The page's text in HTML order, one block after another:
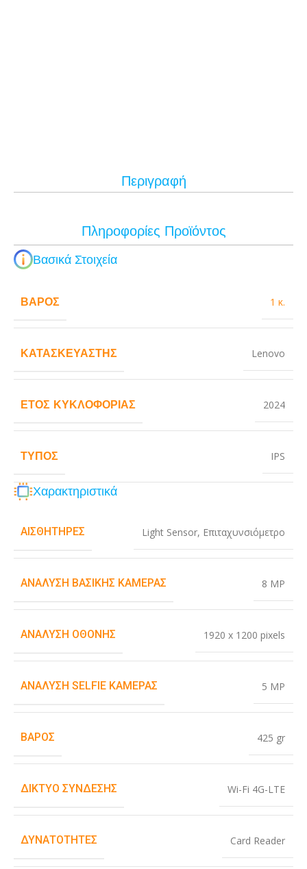
Περιγραφή
Πληροφορίες Προϊόντος
Βασικά Στοιχεία
ΒΆΡΟΣ 1 κ.
ΚΑΤΑΣΚΕΥΑΣΤΉΣ Lenovo
ΈΤΟΣ ΚΥΚΛΟΦΟΡΊΑΣ 2024
ΤΎΠΟΣ IPS
Χαρακτηριστικά
ΑΙΣΘΗΤΉΡΕΣ Light Sensor, Επιταχυνσιόμετρο
ΑΝΆΛΥΣΗ ΒΑΣΙΚΉΣ ΚΆΜΕΡΑΣ 8 MP
ΑΝΆΛΥΣΗ ΟΘΌΝΗΣ 1920 x 1200 pixels
ΑΝΆΛΥΣΗ SELFIE ΚΆΜΕΡΑΣ 5 MP
ΒΆΡΟΣ 425 gr
ΔΊΚΤΥΟ ΣΎΝΔΕΣΗΣ Wi-Fi 4G-LTE
ΔΥΝΑΤΌΤΗΤΕΣ Card Reader